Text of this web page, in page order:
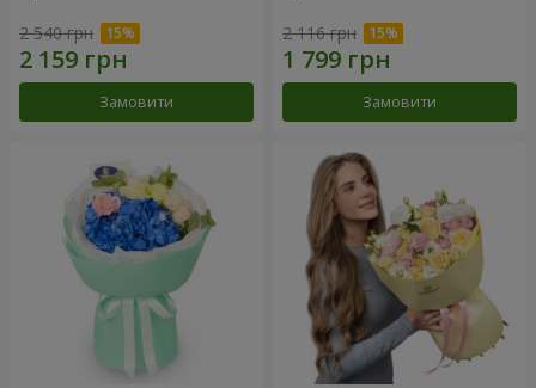
2 540 грн
Замовити
2 116 грн
Замовити